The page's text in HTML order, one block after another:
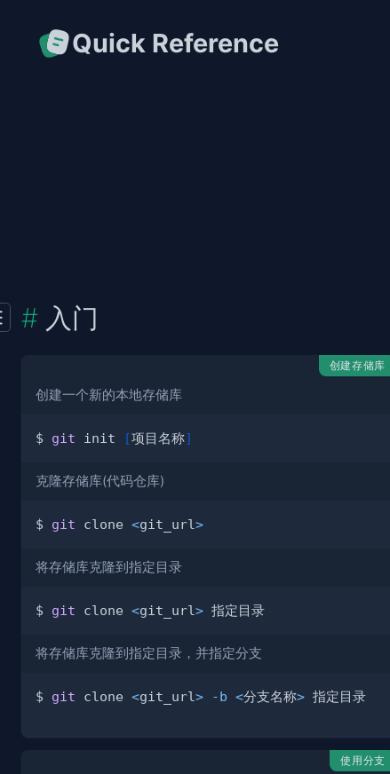
Quick Reference
入门
创建存储库
创建一个新的本地存储库
$ git init [项目名称]
克隆存储库(代码仓库)
$ git clone <git_url>
将存储库克隆到指定目录
$ git clone <git_url>
将存储库克隆到指定目录，并指定分支
$ git clone <git_url> -b <分支名称>
使用分支